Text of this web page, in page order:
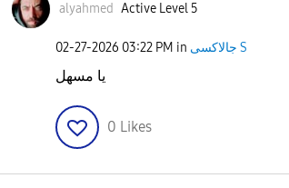
alyahmed Active Level 5
‎02-27-2026 03:22 PM in جالاكسى S
يا مسهل
0 Likes